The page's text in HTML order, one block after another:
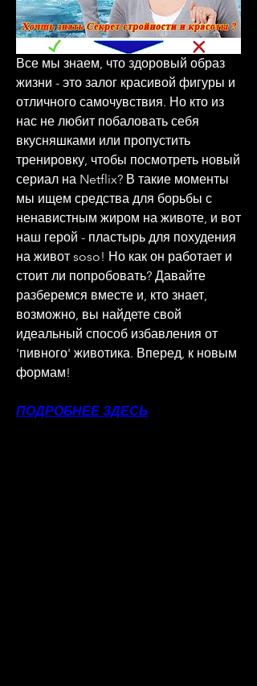
Все мы знаем, что здоровый образ
жизни - это залог красивой фигуры и
отличного самочувствия. Но кто из
нас не любит побаловать себя
вкусняшками или пропустить
тренировку, чтобы посмотреть новый
сериал на Netflix? В такие моменты
мы ищем средства для борьбы с
ненавистным жиром на животе, и вот
наш герой - пластырь для похудения
на живот soso! Но как он работает и
стоит ли попробовать? Давайте
разберемся вместе и, кто знает,
возможно, вы найдете свой
идеальный способ избавления от
'пивного' животика. Вперед, к новым
формам!
ПОДРОБНЕЕ ЗДЕСЬ